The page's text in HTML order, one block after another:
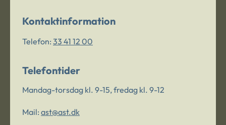
Kontaktinformation
Telefon: 33 41 12 00
Telefontider
Mandag-torsdag kl. 9-15, fredag kl. 9-12
Mail: ast@ast.dk